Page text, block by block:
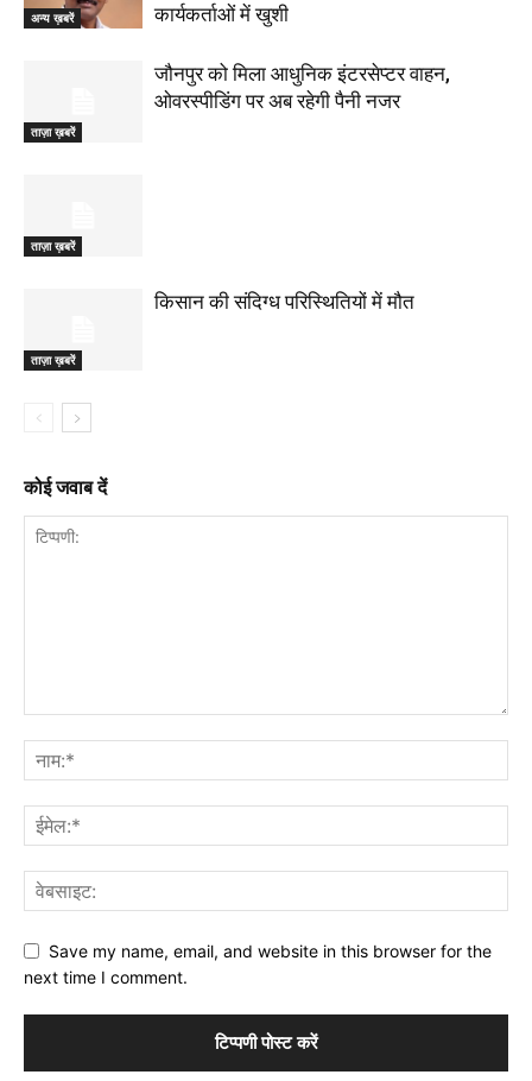
अन्य ख़बरें
कार्यकर्ताओं में खुशी
ताज़ा ख़बरें
जौनपुर को मिला आधुनिक इंटरसेप्टर वाहन,
ओवरस्पीडिंग पर अब रहेगी पैनी नजर
ताज़ा ख़बरें
ताज़ा ख़बरें
किसान की संदिग्ध परिस्थितियों में मौत
कोई जवाब दें
Save my name, email, and website in this browser for the
next time I comment.